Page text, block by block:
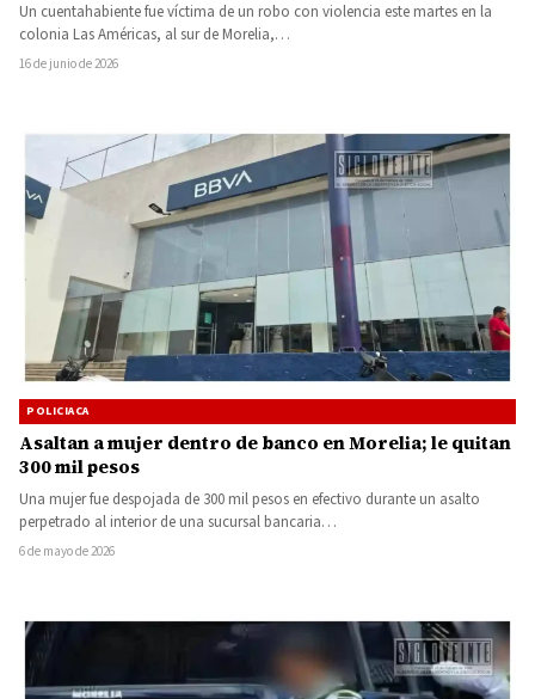
Un cuentahabiente fue víctima de un robo con violencia este martes en la
colonia Las Américas, al sur de Morelia,…
16 de junio de 2026
POLICIACA
Asaltan a mujer dentro de banco en Morelia; le quitan
300 mil pesos
Una mujer fue despojada de 300 mil pesos en efectivo durante un asalto
perpetrado al interior de una sucursal bancaria…
6 de mayo de 2026